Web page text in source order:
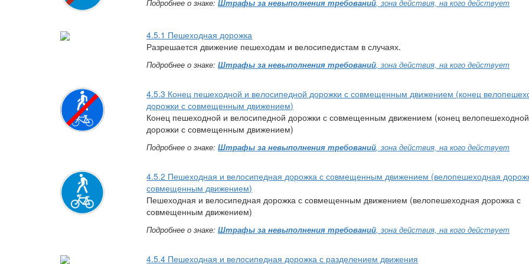
Подробнее о знаке:Штрафы за невыполнения требований, зона действия, на кого действует
4.5.1 Пешеходная дорожка
Разрешается движение пешеходам и велосипедистам в случаях.
Подробнее о знаке:Штрафы за невыполнения требований, зона действия, на кого действует
4.5.3 Конец пешеходной и велосипедной дорожки с совмещенным движением (конец
дорожки с совмещенным движением)
Конец пешеходной и велосипедной дорожки с совмещенным движением (конец велопешеходной
дорожки с совмещенным движением)
Подробнее о знаке:Штрафы за невыполнения требований, зона действия, на кого действует
4.5.2 Пешеходная и велосипедная дорожка с совмещенным движением (велопешеходная
совмещенным движением)
Пешеходная и велосипедная дорожка с совмещенным движением (велопешеходная дорожка с
совмещенным движением)
Подробнее о знаке:Штрафы за невыполнения требований, зона действия, на кого действует
4.5.4 Пешеходная и велосипедная дорожка с разделением движения